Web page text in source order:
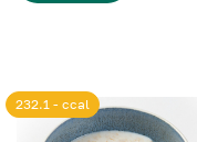
232.1 - ccal